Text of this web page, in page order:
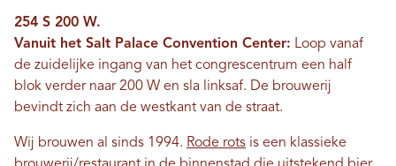
254 S 200 W.
Vanuit het Salt Palace Convention Center: Loop vanaf
de zuidelijke ingang van het congrescentrum een ​​half
blok verder naar 200 W en sla linksaf. De brouwerij
bevindt zich aan de westkant van de straat.
Wij brouwen al sinds 1994. Rode rots is een klassieke